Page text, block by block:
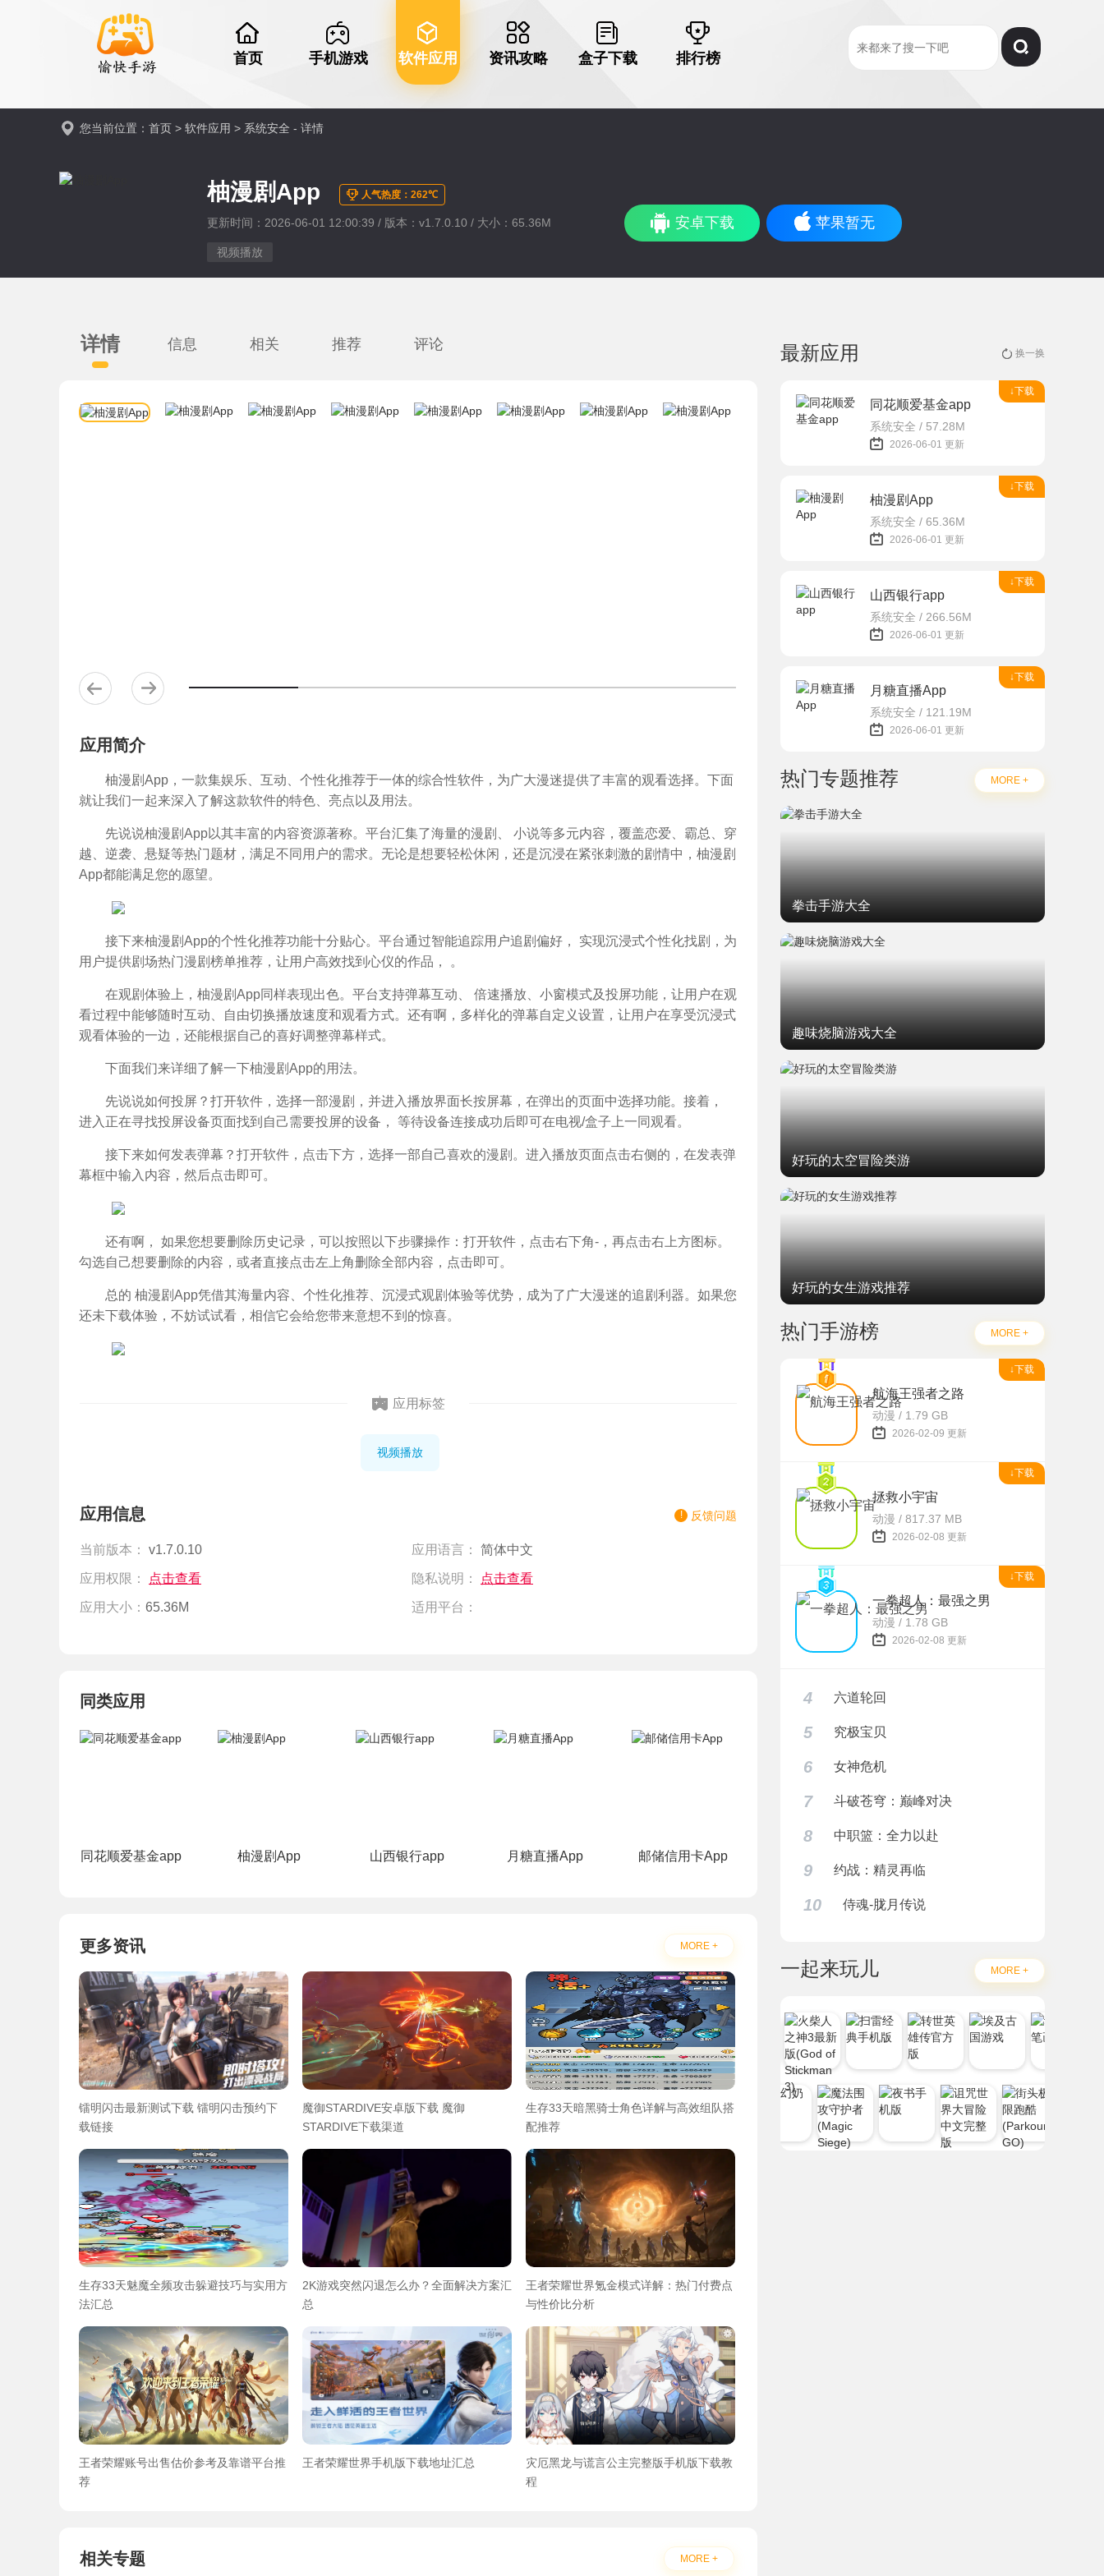
首页 手机游戏 软件应用 资讯攻略 盒子下载 排行榜
您当前位置： 首页 > 软件应用 > 系统安全 - 详情
柚漫剧App 人气热度：262℃
更新时间：2026-06-01 12:00:39 / 版本：v1.7.0.10 / 大小：65.36M
视频播放
安卓下载 苹果暂无
详情 信息 相关 推荐 评论
应用简介
柚漫剧App，一款集娱乐、互动、个性化推荐于一体的综合性软件，为广大漫迷提供了丰富的观看选择。下面
就让我们一起来深入了解这款软件的特色、亮点以及用法。
先说说柚漫剧App以其丰富的内容资源著称。平台汇集了海量的漫剧、 小说等多元内容，覆盖恋爱、霸总、穿
越、逆袭、悬疑等热门题材，满足不同用户的需求。无论是想要轻松休闲，还是沉浸在紧张刺激的剧情中，柚漫剧
App都能满足您的愿望。
接下来柚漫剧App的个性化推荐功能十分贴心。平台通过智能追踪用户追剧偏好， 实现沉浸式个性化找剧，为
用户提供剧场热门漫剧榜单推荐，让用户高效找到心仪的作品， 。
在观剧体验上，柚漫剧App同样表现出色。平台支持弹幕互动、 倍速播放、小窗模式及投屏功能，让用户在观
看过程中能够随时互动、自由切换播放速度和观看方式。还有啊，多样化的弹幕自定义设置，让用户在享受沉浸式
观看体验的一边，还能根据自己的喜好调整弹幕样式。
下面我们来详细了解一下柚漫剧App的用法。
先说说如何投屏？打开软件，选择一部漫剧，并进入播放界面长按屏幕，在弹出的页面中选择功能。接着，
进入正在寻找投屏设备页面找到自己需要投屏的设备， 等待设备连接成功后即可在电视/盒子上一同观看。
接下来如何发表弹幕？打开软件，点击下方，选择一部自己喜欢的漫剧。进入播放页面点击右侧的，在发表弹
幕框中输入内容，然后点击即可。
还有啊， 如果您想要删除历史记录，可以按照以下步骤操作：打开软件，点击右下角-，再点击右上方图标。
勾选自己想要删除的内容，或者直接点击左上角删除全部内容，点击即可。
总的 柚漫剧App凭借其海量内容、个性化推荐、沉浸式观剧体验等优势，成为了广大漫迷的追剧利器。如果您
还未下载体验，不妨试试看，相信它会给您带来意想不到的惊喜。
应用标签
视频播放
应用信息 反馈问题
当前版本： v1.7.0.10 应用语言： 简体中文
应用权限： 点击查看 隐私说明： 点击查看
应用大小： 65.36M 适用平台：
同类应用
同花顺爱基金app 柚漫剧App 山西银行app 月糖直播App 邮储信用卡App
更多资讯 MORE +
镭明闪击最新测试下载 镭明闪击预约下
载链接
魔御STARDIVE安卓版下载 魔御
STARDIVE下载渠道
生存33天暗黑骑士角色详解与高效组队搭
配推荐
生存33天魅魔全频攻击躲避技巧与实用方
法汇总
2K游戏突然闪退怎么办？全面解决方案汇
总
王者荣耀世界氪金模式详解：热门付费点
与性价比分析
王者荣耀账号出售估价参考及靠谱平台推
荐
王者荣耀世界手机版下载地址汇总
灾厄黑龙与谎言公主完整版手机版下载教
程
相关专题 MORE +
最新应用 换一换
↓下载
同花顺爱基金app
系统安全 / 57.28M
2026-06-01 更新
↓下载
柚漫剧App
系统安全 / 65.36M
2026-06-01 更新
↓下载
山西银行app
系统安全 / 266.56M
2026-06-01 更新
↓下载
月糖直播App
系统安全 / 121.19M
2026-06-01 更新
热门专题推荐 MORE +
拳击手游大全
趣味烧脑游戏大全
好玩的太空冒险类游
好玩的女生游戏推荐
热门手游榜 MORE +
↓下载
航海王强者之路
动漫 / 1.79 GB
2026-02-09 更新
↓下载
拯救小宇宙
动漫 / 817.37 MB
2026-02-08 更新
↓下载
一拳超人：最强之男
动漫 / 1.78 GB
2026-02-08 更新
4 六道轮回
5 究极宝贝
6 女神危机
7 斗破苍穹：巅峰对决
8 中职篮：全力以赴
9 约战：精灵再临
10 侍魂-胧月传说
一起来玩儿 MORE +